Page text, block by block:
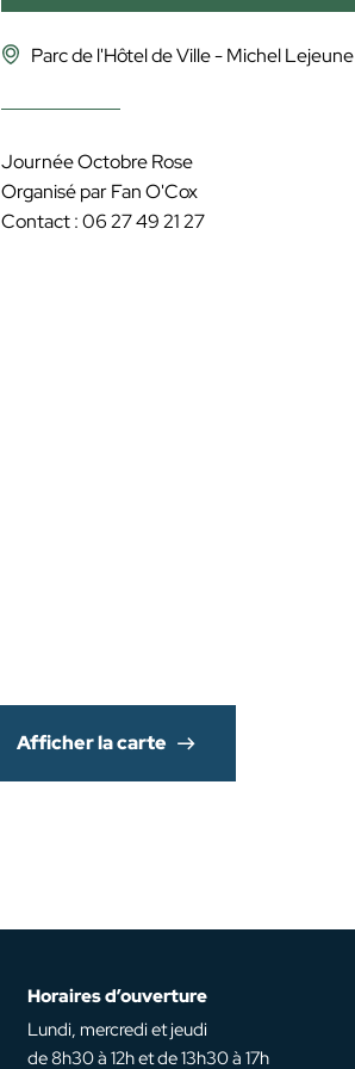
Parc de l'Hôtel de Ville - Michel Lejeune
Journée Octobre Rose
Organisé par Fan O'Cox
Contact : 06 27 49 21 27
Afficher la carte
Horaires d’ouverture
Lundi, mercredi et jeudi
de 8h30 à 12h et de 13h30 à 17h